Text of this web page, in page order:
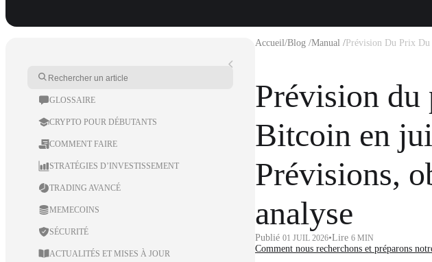
GLOSSAIRE
CRYPTO POUR DÉBUTANTS
COMMENT FAIRE
STRATÉGIES D’INVESTISSEMENT
TRADING AVANCÉ
MEMECOINS
SÉCURITÉ
ACTUALITÉS ET MISES À JOUR
Accueil/Blog /Manual / Prévision Du Prix
Prévision du
Bitcoin en
Prévisions,
analyse
Publié 01 JUIL 2026•Lire 6 MIN
Comment nous recherchons et préparons